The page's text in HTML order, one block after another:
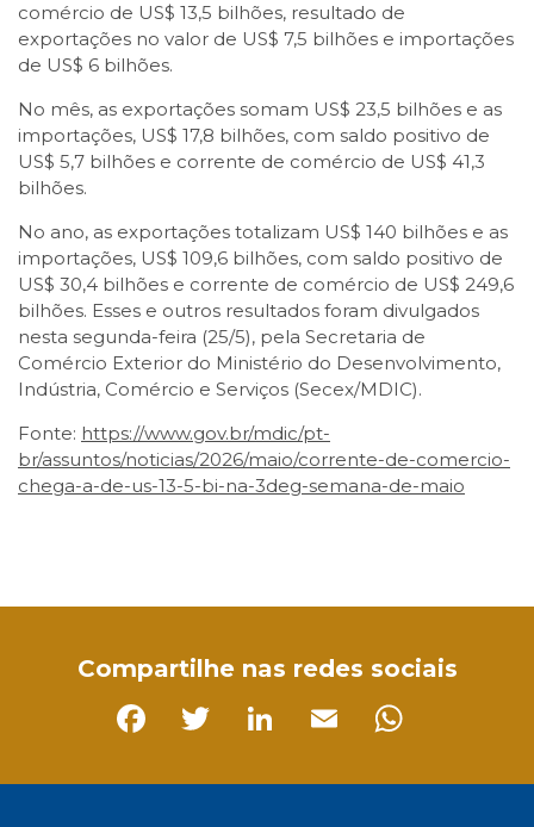
comércio de US$ 13,5 bilhões, resultado de
exportações no valor de US$ 7,5 bilhões e importações
de US$ 6 bilhões.
No mês, as exportações somam US$ 23,5 bilhões e as
importações, US$ 17,8 bilhões, com saldo positivo de
US$ 5,7 bilhões e corrente de comércio de US$ 41,3
bilhões.
No ano, as exportações totalizam US$ 140 bilhões e as
importações, US$ 109,6 bilhões, com saldo positivo de
US$ 30,4 bilhões e corrente de comércio de US$ 249,6
bilhões. Esses e outros resultados foram divulgados
nesta segunda-feira (25/5), pela Secretaria de
Comércio Exterior do Ministério do Desenvolvimento,
Indústria, Comércio e Serviços (Secex/MDIC).
Fonte: https://www.gov.br/mdic/pt-
br/assuntos/noticias/2026/maio/corrente-de-comercio-
chega-a-de-us-13-5-bi-na-3deg-semana-de-maio
Compartilhe nas redes sociais